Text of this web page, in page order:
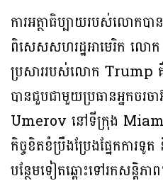
ការអត្ថាធិប្បាយ​​រប​ស់លោកប
ពិសេសសហរដ្ឋអាមេរិក ល
ប្រសាររបស់លោក
បានជួបជាមួយប្រធានអ្នកច
Umerov នៅទីក្រុង Miami
កិច្ចខិតខំប្រឹងប្រែងផ្នែកកា
បន្ថែមទៀតឆ្ពោះទៅរកសន្តិភា